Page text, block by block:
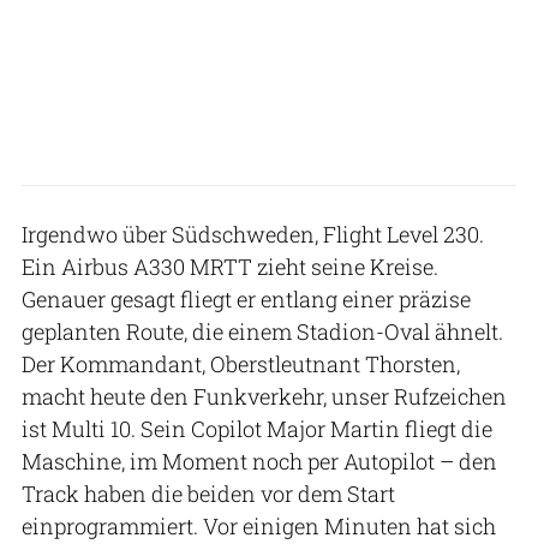
Irgendwo über Südschweden, Flight Level 230.
Ein Airbus A330 MRTT zieht seine Kreise.
Genauer gesagt fliegt er entlang einer präzise
geplanten Route, die einem Stadion-Oval ähnelt.
Der Kommandant, Oberstleutnant Thorsten,
macht heute den Funkverkehr, unser Rufzeichen
ist Multi 10. Sein Copilot Major Martin fliegt die
Maschine, im Moment noch per Autopilot – den
Track haben die beiden vor dem Start
einprogrammiert. Vor einigen Minuten hat sich